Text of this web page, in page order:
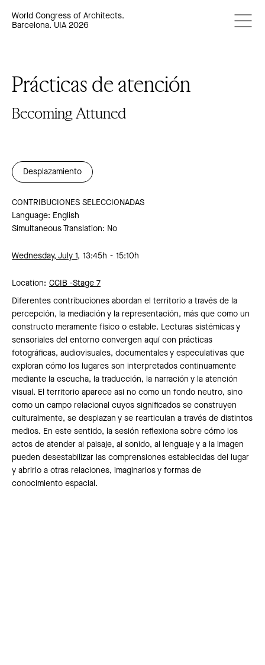
World Congress of Architects.
Barcelona. UIA 2026
Prácticas de atención
Becoming Attuned
Desplazamiento
CONTRIBUCIONES SELECCIONADAS
Language: English
Simultaneous Translation: No
Wednesday, July 1, 13:45h 15:10h
Location: CCIB -Stage 7
Diferentes contribuciones abordan el territorio a través de la
percepción, la mediación y la representación, más que como un
constructo meramente físico o estable. Lecturas sistémicas y
sensoriales del entorno convergen aquí con prácticas
fotográficas, audiovisuales, documentales y especulativas que
exploran cómo los lugares son interpretados continuamente
mediante la escucha, la traducción, la narración y la atención
visual. El territorio aparece así no como un fondo neutro, sino
como un campo relacional cuyos significados se construyen
culturalmente, se desplazan y se rearticulan a través de distintos
medios. En este sentido, la sesión reflexiona sobre cómo los
actos de atender al paisaje, al sonido, al lenguaje y a la imagen
pueden desestabilizar las comprensiones establecidas del lugar
y abrirlo a otras relaciones, imaginarios y formas de
conocimiento espacial.